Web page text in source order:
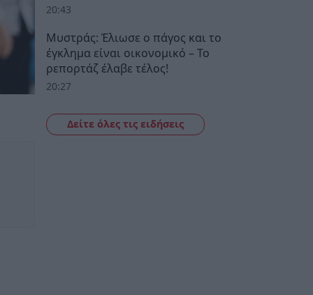
20:43
Μυστράς: Έλιωσε ο πάγος και το
έγκλημα είναι οικονομικό – Το
ρεπορτάζ έλαβε τέλος!
20:27
Δείτε όλες τις ειδήσεις